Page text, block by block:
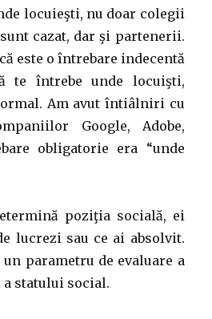
locuieşti, nu doar colegii
cazat, dar şi partenerii.
este o întrebare indecentă
te întrebe unde locuişti,
Am avut întiâlniri cu
Google, Adobe,
obligatorie era “unde
poziţia socială, ei
lucrezi sau ce ai absolvit.
parametru de evaluare a
statului social.